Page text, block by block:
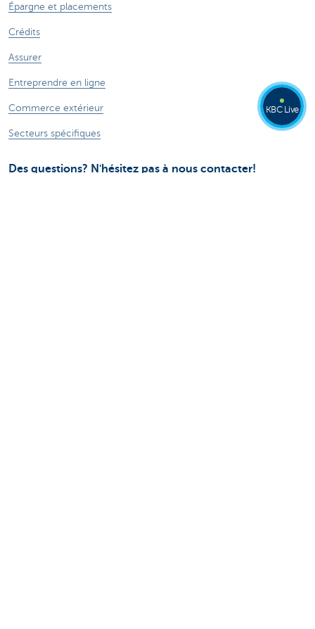
Épargne et placements
Crédits
Assurer
Entreprendre en ligne
Commerce extérieur
Secteurs spécifiques
Des questions? N'hésitez pas à nous contacter!
KBC Live